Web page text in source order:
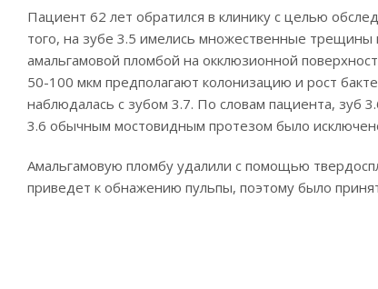
Пациент 62 лет обратился в клинику с целью
того, на зубе 3.5 имелись множественные трещины
амальгамовой пломбой на окклюзионной
50-100 мкм предполагают колонизацию и рост
наблюдалась с зубом 3.7. По словам пациента, зуб
3.6 обычным мостовидным протезом было
Амальгамовую пломбу удалили с помощью
приведет к обнажению пульпы, поэтому было